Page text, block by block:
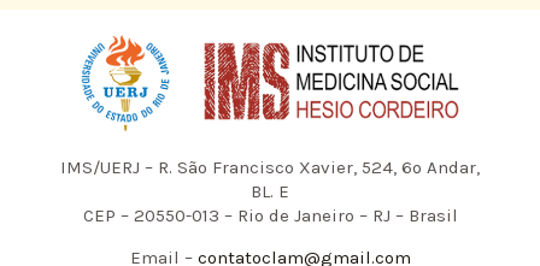
IMS/UERJ – R. São Francisco Xavier, 524, 6º Andar,
BL. E
CEP – 20550-013 – Rio de Janeiro – RJ – Brasil
Email –contatoclam@gmail.com